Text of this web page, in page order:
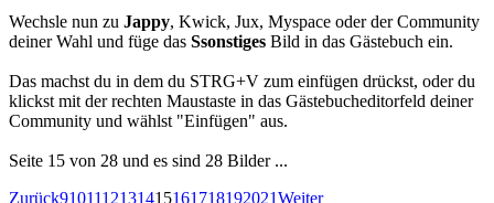
Wechsle nun zu Jappy, Kwick, Jux, Myspace oder der Community
deiner Wahl und füge das Ssonstiges Bild in das Gästebuch ein.
Das machst du in dem du STRG+V zum einfügen drückst, oder du
klickst mit der rechten Maustaste in das Gästebucheditorfeld deiner
Community und wählst "Einfügen" aus.
Seite 15 von 28 und es sind 28 Bilder ...
Zurück9101112131415161718192021Weiter